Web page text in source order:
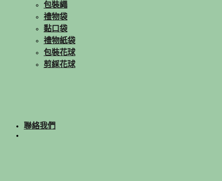
包裝繩
禮物袋
黏口袋
禮物紙袋
包裝花球
剪綵花球
聯絡我們